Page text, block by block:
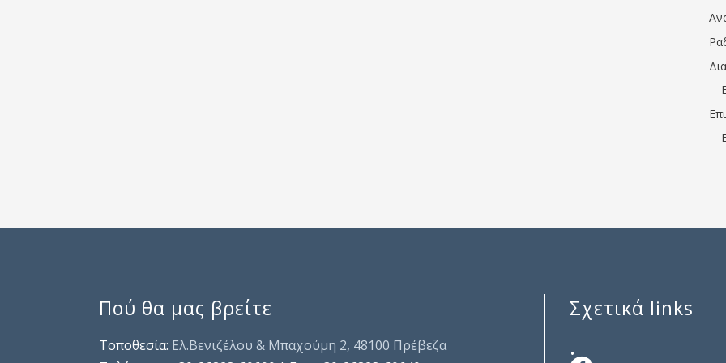
Πού θα μας βρείτε
Τοποθεσία: Ελ.Βενιζέλου & Μπαχούμη 2, 48100 Πρέβεζα
Σχετικά links
.